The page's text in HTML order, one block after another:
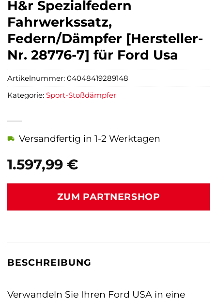
H&r Spezialfedern
Fahrwerkssatz,
Federn/Dämpfer [Hersteller-
Nr. 28776-7] für Ford Usa
1.597,99 €
Versandfertig in 1-2 Werktagen
ZUM PARTNERSHOP
Artikelnummer: 04048419289148
Kategorie: Sport-Stoßdämpfer
BESCHREIBUNG
Verwandeln Sie Ihren Ford USA in eine